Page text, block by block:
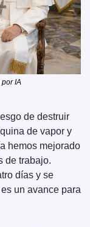
por IA
de destruir
de vapor y
hemos mejorado
de trabajo.
días y se
un avance para